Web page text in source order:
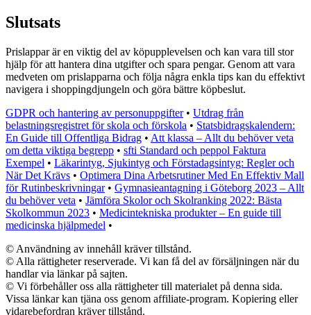
Slutsats
Prislappar är en viktig del av köpupplevelsen och kan vara till stor
hjälp för att hantera dina utgifter och spara pengar. Genom att vara
medveten om prislapparna och följa några enkla tips kan du effektivt
navigera i shoppingdjungeln och göra bättre köpbeslut.
GDPR och hantering av personuppgifter• Utdrag från
belastningsregistret för skola och förskola • Statsbidragskalendern:
En Guide till Offentliga Bidrag • Att klassa – Allt du behöver veta
om detta viktiga begrepp • sfti Standard och peppol Faktura
Exempel • Läkarintyg, Sjukintyg och Förstadagsintyg: Regler och
När Det Krävs • Optimera Dina Arbetsrutiner Med En Effektiv Mall
för Rutinbeskrivningar• Gymnasieantagning i Göteborg 2023 – Allt
du behöver veta • Jämföra Skolor och Skolranking 2022: Bästa
Skolkommun 2023 • Medicintekniska produkter – En guide till
medicinska hjälpmedel •
© Användning av innehåll kräver tillstånd.
© Alla rättigheter reserverade. Vi kan få del av försäljningen när du
handlar via länkar på sajten.
© Vi förbehåller oss alla rättigheter till materialet på denna sida.
Vissa länkar kan tjäna oss genom affiliate-program. Kopiering eller
vidarebefordran kräver tillstånd.